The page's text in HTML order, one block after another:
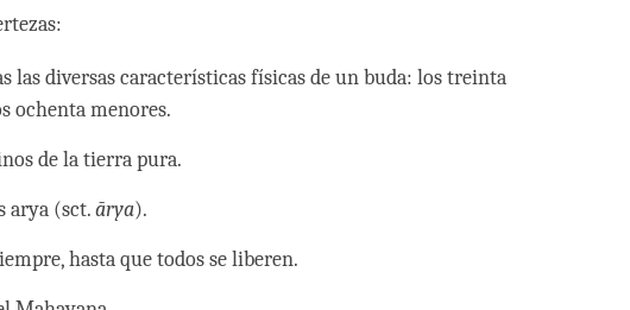
las diversas características físicas de un buda: los treinta
ochenta menores.
de la tierra pura.
arya (sct.ārya).
hasta que todos se liberen.